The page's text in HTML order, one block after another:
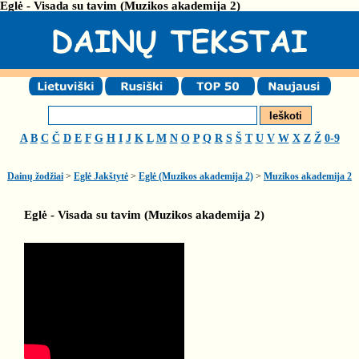
Eglė - Visada su tavim (Muzikos akademija 2)
A B C Č D E F G H I J K L M N O P Q R S Š T U V W X Z Ž 0-9
Dainų žodžiai > Eglė Jakštytė > Eglė (Muzikos akademija 2) > Muzikos akademija 2
Eglė - Visada su tavim (Muzikos akademija 2)